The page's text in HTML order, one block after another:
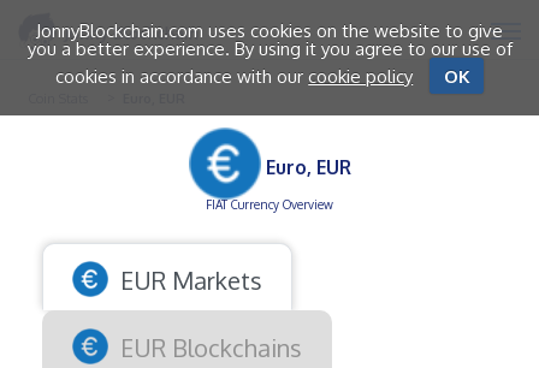
JonnyBlockchain.com uses cookies on the website to give
you a better experience. By using it you agree to our use of
cookies in accordance with ourcookie policy OK
Euro, EUR
FIAT Currency Overview
EUR Markets
EUR Blockchains